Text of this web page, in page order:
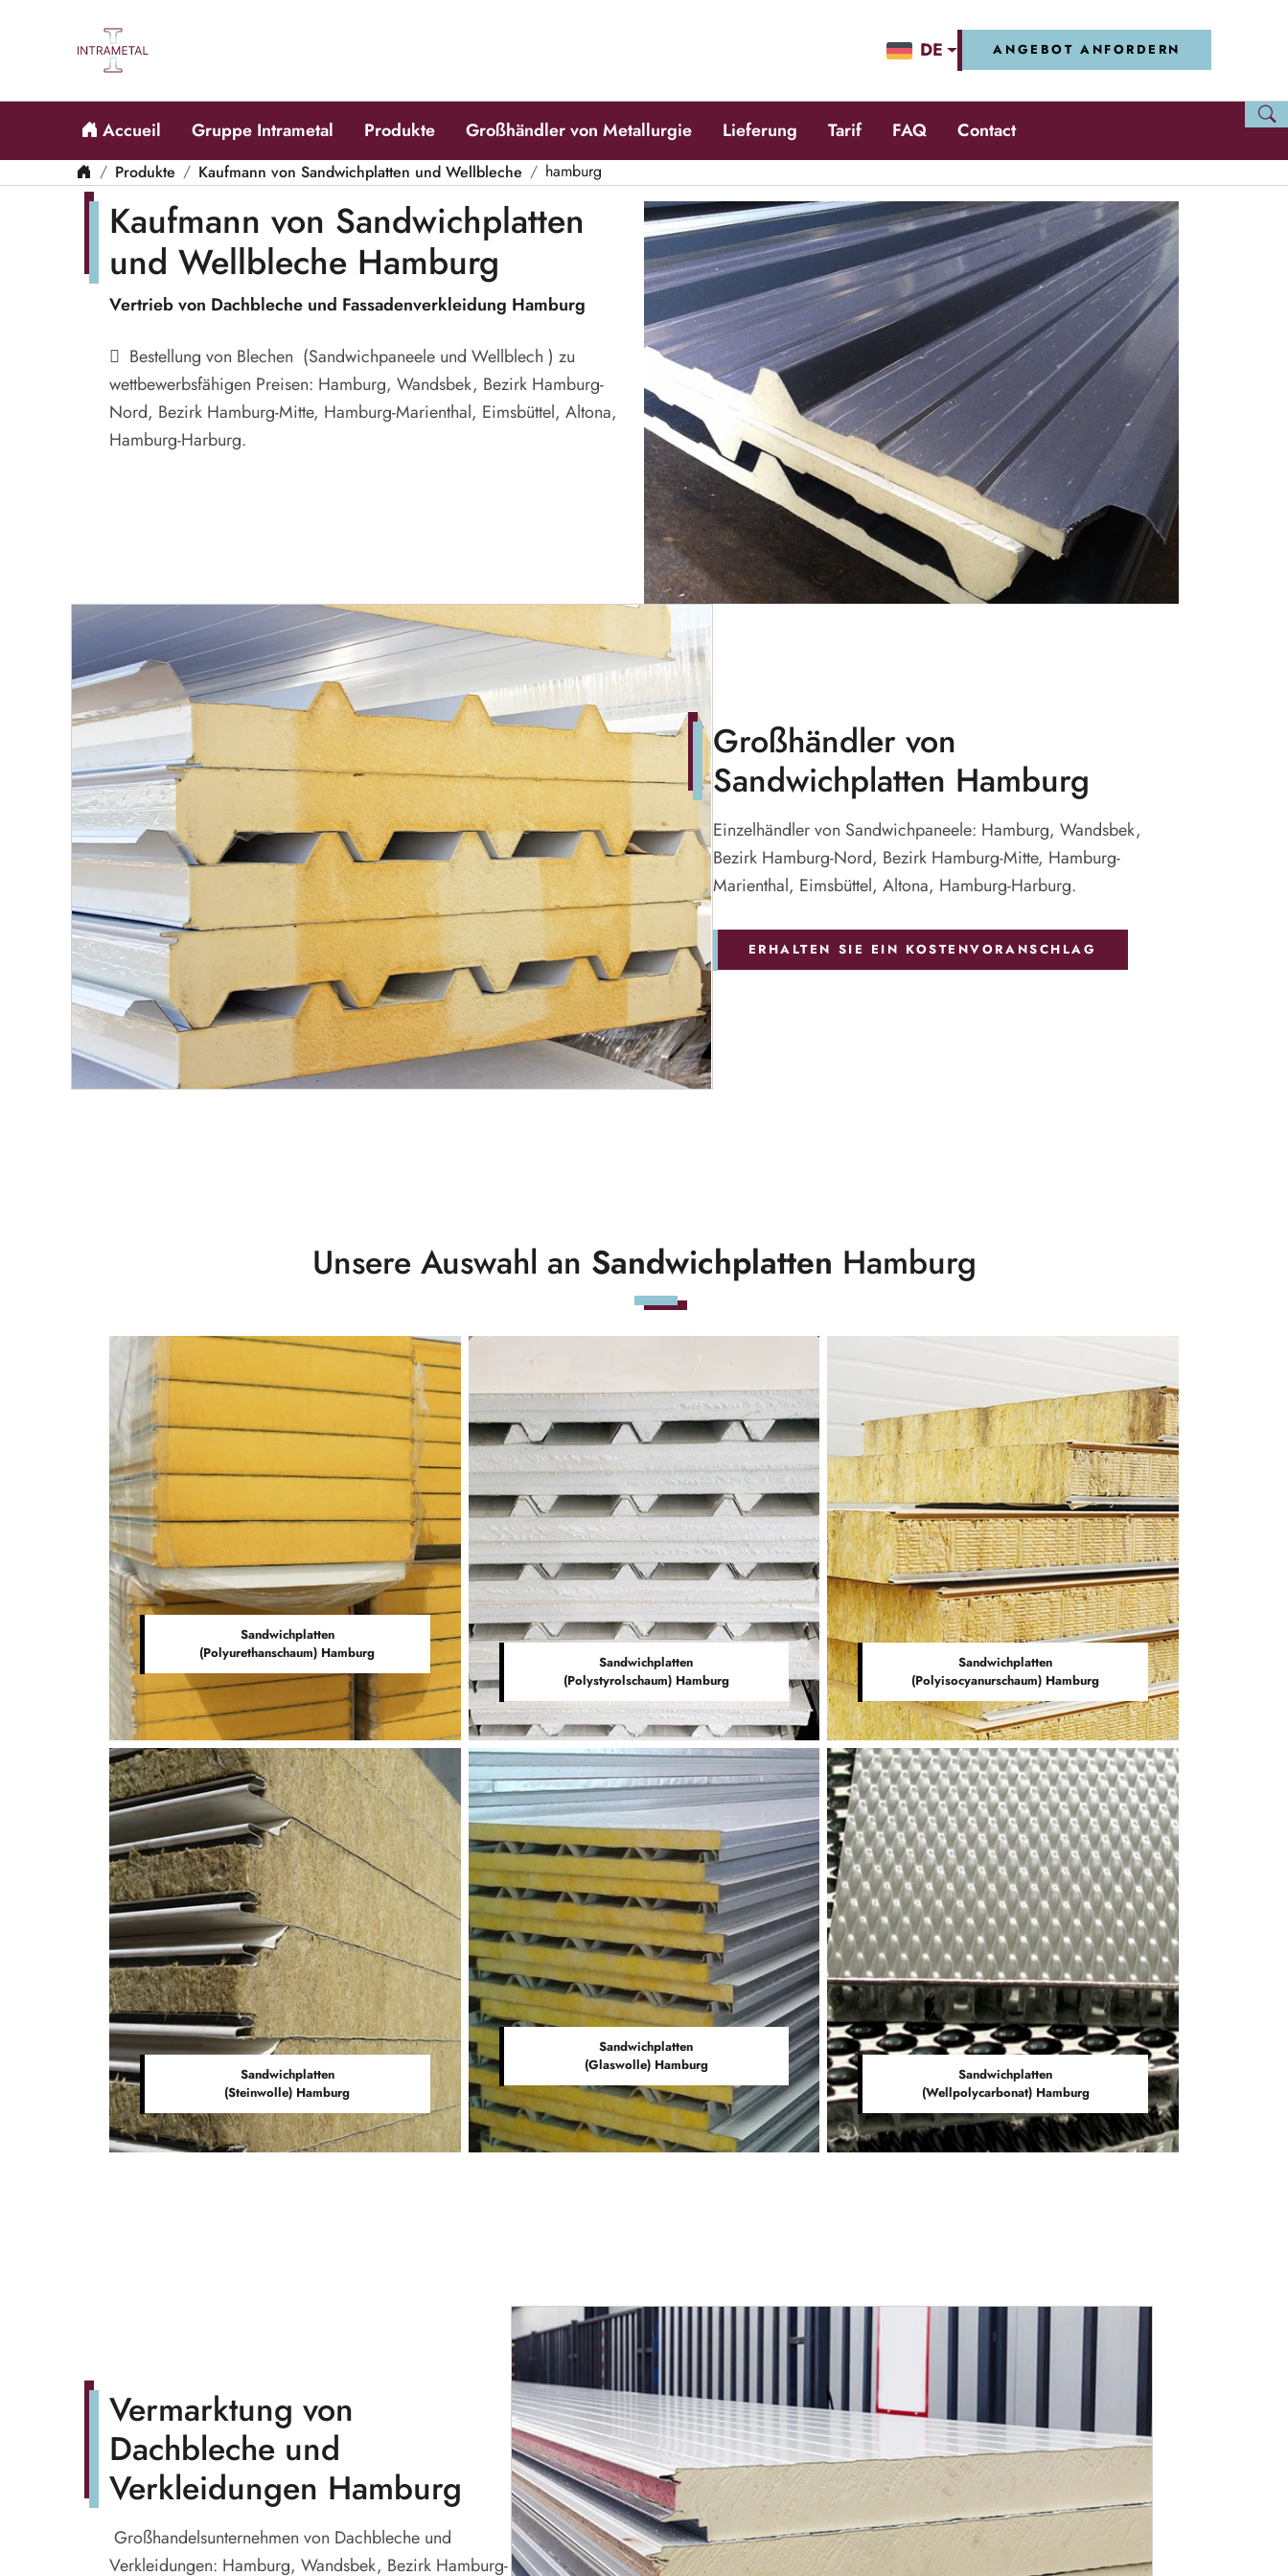
DE ANGEBOT ANFORDERN
Accueil Gruppe Intrametal Produkte Großhändler von Metallurgie Lieferung Tarif FAQ Contact
Produkte Kaufmann von Sandwichplatten und Wellbleche hamburg
Kaufmann von Sandwichplatten
und Wellbleche Hamburg
Vertrieb von Dachbleche und Fassadenverkleidung Hamburg
Bestellung von Blechen (Sandwichpaneele und Wellblech ) zu
wettbewerbsfähigen Preisen: Hamburg, Wandsbek, Bezirk Hamburg-
Nord, Bezirk Hamburg-Mitte, Hamburg-Marienthal, Eimsbüttel, Altona,
Hamburg-Harburg.
Großhändler von
Sandwichplatten Hamburg
Einzelhändler von Sandwichpaneele: Hamburg, Wandsbek,
Bezirk Hamburg-Nord, Bezirk Hamburg-Mitte, Hamburg-
Marienthal, Eimsbüttel, Altona, Hamburg-Harburg.
ERHALTEN SIE EIN KOSTENVORANSCHLAG
Unsere Auswahl an Sandwichplatten Hamburg
Sandwichplatten
(Polyurethanschaum) Hamburg
Sandwichplatten
(Polystyrolschaum) Hamburg
Sandwichplatten
(Polyisocyanurschaum) Hamburg
Sandwichplatten
(Steinwolle) Hamburg
Sandwichplatten
(Glaswolle) Hamburg
Sandwichplatten
(Wellpolycarbonat) Hamburg
Vermarktung von
Dachbleche und
Verkleidungen Hamburg
Großhandelsunternehmen von Dachbleche und
Verkleidungen: Hamburg, Wandsbek, Bezirk Hamburg-